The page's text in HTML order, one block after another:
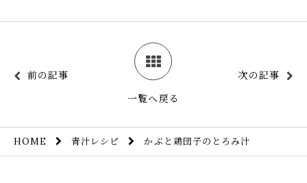
前の記事
一覧へ戻る
次の記事
HOME 青汁レシピ かぶと鶏団子のとろみ汁